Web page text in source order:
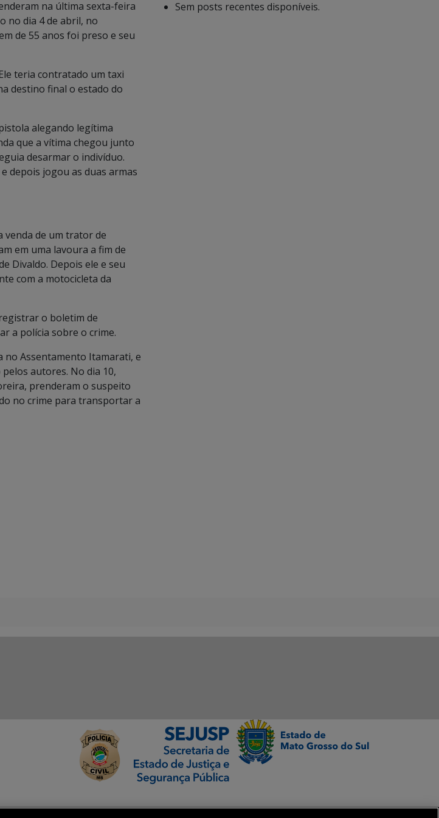
na última sexta-feira
no dia 4 de abril, no
de 55 anos foi preso e seu
teria contratado um taxi
destino final o estado do
alegando legítima
que a vítima chegou junto
desarmar o indivíduo.
depois jogou as duas armas
venda de um trator de
em uma lavoura a fim de
Divaldo. Depois ele e seu
com a motocicleta da
o boletim de
a polícia sobre o crime.
no Assentamento Itamarati, e
autores. No dia 10,
prenderam o suspeito
no crime para transportar a
Sem posts recentes disponíveis.